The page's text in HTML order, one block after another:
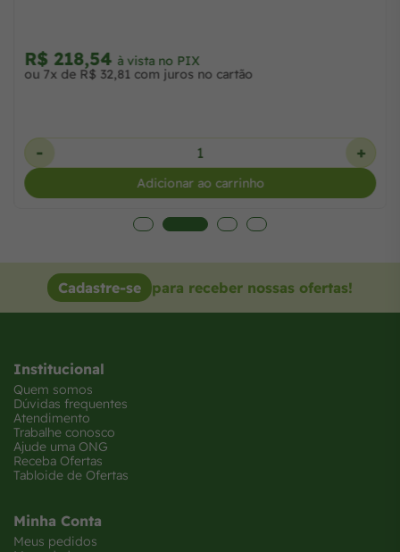
R$ 218,54 à vista no PIX
ou 7x de R$ 32,81 com juros no cartão
- +
Adicionar ao carrinho
Cadastre-se para receber nossas ofertas!
Institucional
Quem somos
Dúvidas frequentes
Atendimento
Trabalhe conosco
Ajude uma ONG
Receba Ofertas
Tabloide de Ofertas
Minha Conta
Meus pedidos